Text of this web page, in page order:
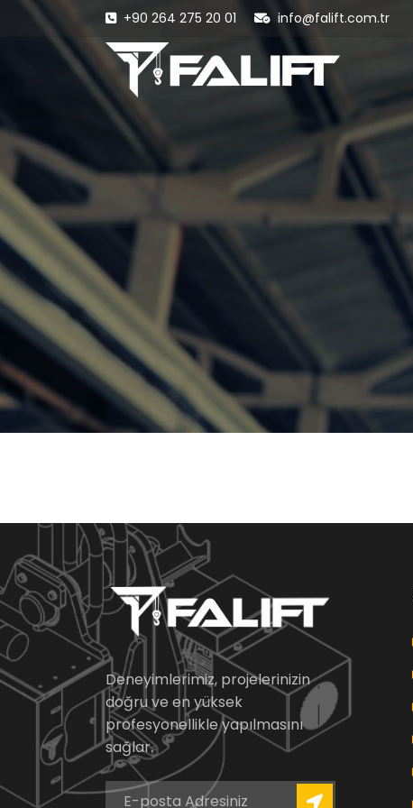
+90 264 275 20 01 info@falift.com.tr
Deneyimlerimiz, projelerinizin
doğru ve en yüksek
profesyonellikle yapılmasını
sağlar.